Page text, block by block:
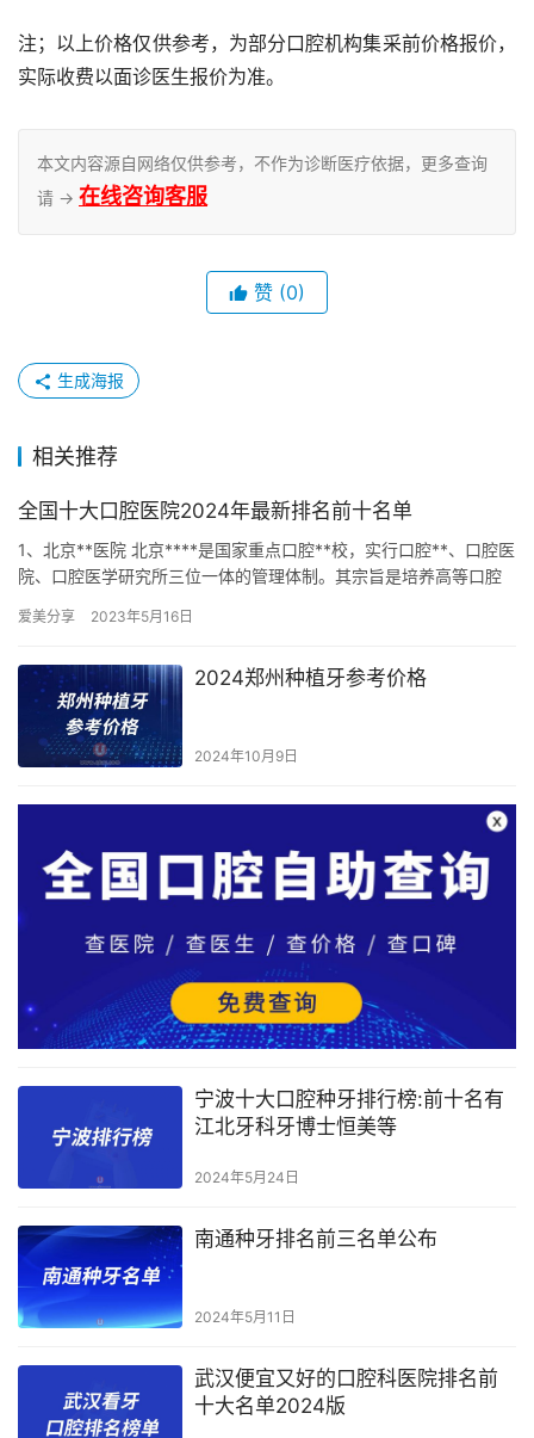
注；以上价格仅供参考，为部分口腔机构集采前价格报价，
实际收费以面诊医生报价为准。
本文内容源自网络仅供参考，不作为诊断医疗依据，更多查询
请 → 在线咨询客服
赞 (0)
生成海报
相关推荐
全国十大口腔医院2024年最新排名前十名单
1、北京**医院 北京****是国家重点口腔**校，实行口腔**、口腔医
院、口腔医学研究所三位一体的管理体制。其宗旨是培养高等口腔
爱美分享 2023年5月16日
2024郑州种植牙参考价格
2024年10月9日
宁波十大口腔种牙排行榜:前十名有
江北牙科牙博士恒美等
2024年5月24日
南通种牙排名前三名单公布
2024年5月11日
武汉便宜又好的口腔科医院排名前
十大名单2024版